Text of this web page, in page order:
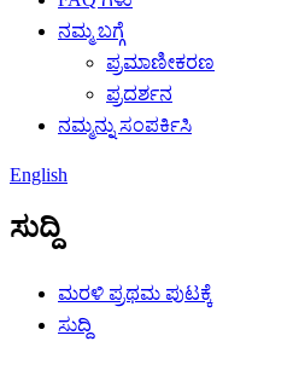
ನಮ್ಮ ಬಗ್ಗೆ
ಪ್ರಮಾಣೀಕರಣ
ಪ್ರದರ್ಶನ
ನಮ್ಮನ್ನು ಸಂಪರ್ಕಿಸಿ
English
ಸುದ್ದಿ
ಮರಳಿ ಪ್ರಥಮ ಪುಟಕ್ಕೆ
ಸುದ್ದಿ